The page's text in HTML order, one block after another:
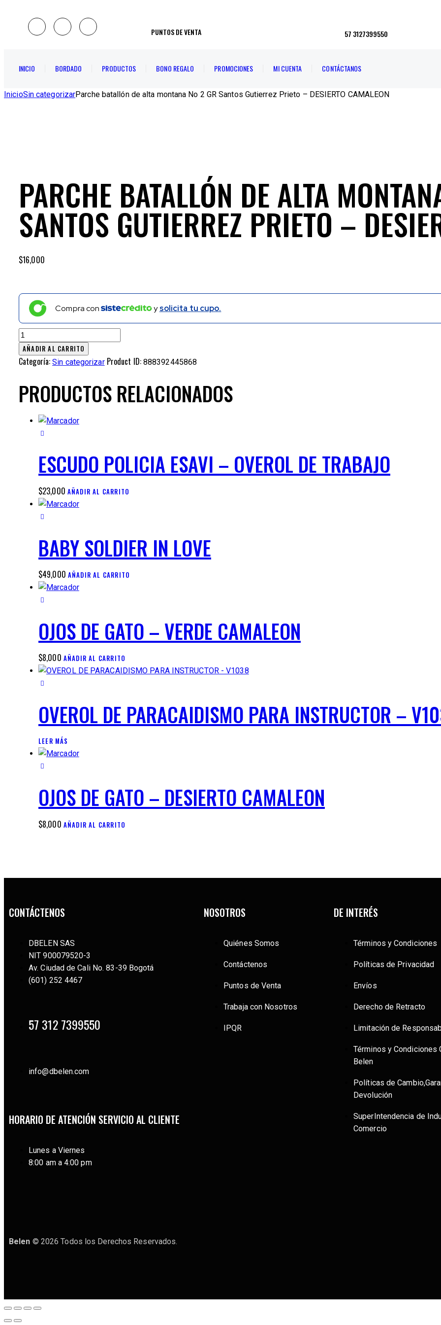
PUNTOS DE VENTA 57 3127399550
INICIO BORDADO PRODUCTOS BONO REGALO PROMOCIONES MI CUENTA CONTÁCTANOS
InicioSin categorizarParche batallón de alta montana No 2 GR Santos Gutierrez Prieto – DESIERTO CAMALEON
PARCHE BATALLÓN DE ALTA
SANTOS GUTIERREZ PRIETO –
$16,000
Compra con ysolicita tu cupo.
AÑADIR AL CARRITO
Categoría:Sin categorizar Product ID: 888392445868
PRODUCTOS RELACIONADOS
ESCUDO POLICIA ESAVI – OVEROL DE TRABAJO
$23,000 AÑADIR AL CARRITO
BABY SOLDIER IN LOVE
$49,000 AÑADIR AL CARRITO
OJOS DE GATO – VERDE CAMALEON
$8,000 AÑADIR AL CARRITO
OVEROL DE PARACAIDISMO PARA INSTRUCTOR –
LEER MÁS
OJOS DE GATO – DESIERTO CAMALEON
$8,000 AÑADIR AL CARRITO
CONTÁCTENOS
DBELEN SAS
NIT 900079520-3
Av. Ciudad de Cali No. 83-39 Bogotá
(601) 252 4467
57 312 7399550
info@dbelen.com
HORARIO DE ATENCIÓN SERVICIO AL CLIENTE
Lunes a Viernes
8:00 am a 4:00 pm
NOSOTROS
Quiénes Somos
Contáctenos
Puntos de Venta
Trabaja con Nosotros
IPQR
DE INTERÉS
Términos y Condiciones
Políticas de Privacidad
Envíos
Derecho de Retracto
Limitación de
Términos y Condiciones
Belen
Políticas de
Devolución
SuperIntendencia de
Comercio
Belen © 2026 Todos los Derechos Reservados.